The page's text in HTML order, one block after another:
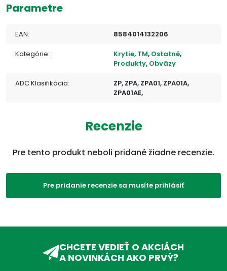
Parametre
EAN: 8584014132206
Kategórie: Krytie, TM, Ostatné,
Produkty, Obväzy
ADC Klasifikácia:
ZP, ZPA, ZPA01, ZPA01A,
ZPA01AE,
Recenzie
Pre tento produkt neboli pridané žiadne recenzie.
Pre pridanie recenzie sa musíte prihlásiť
CHCETE VEDIEŤ O AKCIÁCH
A NOVINKÁCH AKO PRVÝ?